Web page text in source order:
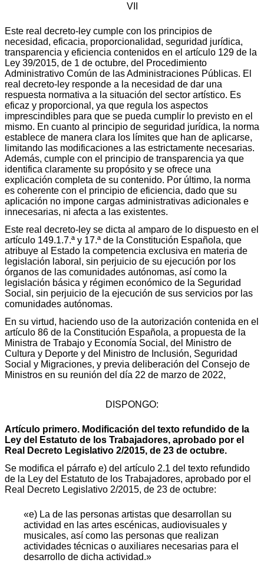
VII
Este real decreto-ley cumple con los principios de
necesidad, eficacia, proporcionalidad, seguridad jurídica,
transparencia y eficiencia contenidos en el artículo 129 de la
Ley 39/2015, de 1 de octubre, del Procedimiento
Administrativo Común de las Administraciones Públicas. El
real decreto-ley responde a la necesidad de dar una
respuesta normativa a la situación del sector artístico. Es
eficaz y proporcional, ya que regula los aspectos
imprescindibles para que se pueda cumplir lo previsto en el
mismo. En cuanto al principio de seguridad jurídica, la norma
establece de manera clara los límites que han de aplicarse,
limitando las modificaciones a las estrictamente necesarias.
Además, cumple con el principio de transparencia ya que
identifica claramente su propósito y se ofrece una
explicación completa de su contenido. Por último, la norma
es coherente con el principio de eficiencia, dado que su
aplicación no impone cargas administrativas adicionales e
innecesarias, ni afecta a las existentes.
Este real decreto-ley se dicta al amparo de lo dispuesto en el
artículo 149.1.7.ª y 17.ª de la Constitución Española, que
atribuye al Estado la competencia exclusiva en materia de
legislación laboral, sin perjuicio de su ejecución por los
órganos de las comunidades autónomas, así como la
legislación básica y régimen económico de la Seguridad
Social, sin perjuicio de la ejecución de sus servicios por las
comunidades autónomas.
En su virtud, haciendo uso de la autorización contenida en el
artículo 86 de la Constitución Española, a propuesta de la
Ministra de Trabajo y Economía Social, del Ministro de
Cultura y Deporte y del Ministro de Inclusión, Seguridad
Social y Migraciones, y previa deliberación del Consejo de
Ministros en su reunión del día 22 de marzo de 2022,
DISPONGO:
Artículo primero. Modificación del texto refundido de la
Ley del Estatuto de los Trabajadores, aprobado por el
Real Decreto Legislativo 2/2015, de 23 de octubre.
Se modifica el párrafo e) del artículo 2.1 del texto refundido
de la Ley del Estatuto de los Trabajadores, aprobado por el
Real Decreto Legislativo 2/2015, de 23 de octubre:
«e) La de las personas artistas que desarrollan su
actividad en las artes escénicas, audiovisuales y
musicales, así como las personas que realizan
actividades técnicas o auxiliares necesarias para el
desarrollo de dicha actividad.»